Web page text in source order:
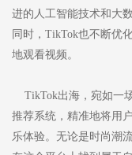
进的人工智能技术和大
同时，TikTok也不断优
地观看视频。
TikTok出海，宛如一
推荐系统，精准地将用
乐体验。无论是时尚潮